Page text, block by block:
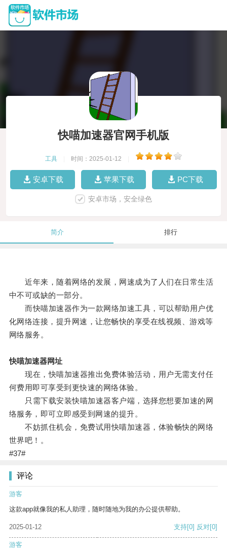
快喵加速器官网手机版
工具 时间：2025-01-12
安卓下载 苹果下载 PC下载
安卓市场，安全绿色
简介 排行
近年来，随着网络的发展，网速成为了人们在日常生活
中不可或缺的一部分。
而快喵加速器作为一款网络加速工具，可以帮助用户优
化网络连接，提升网速，让您畅快的享受在线视频、游戏等
网络服务。
快喵加速器网址
现在，快喵加速器推出免费体验活动，用户无需支付任
何费用即可享受到更快速的网络体验。
只需下载安装快喵加速器客户端，选择您想要加速的网
络服务，即可立即感受到网速的提升。
不妨抓住机会，免费试用快喵加速器，体验畅快的网络
世界吧！。
#37#
评论
游客
这款app就像我的私人助理，随时随地为我的办公提供帮助。
2025-01-12 支持[0] 反对[0]
游客